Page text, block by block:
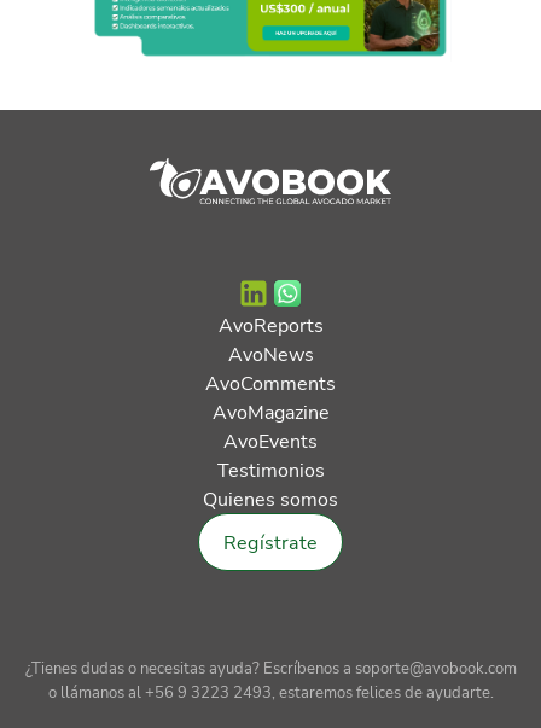
AvoReports
AvoNews
AvoComments
AvoMagazine
AvoEvents
Testimonios
Quienes somos
Regístrate
¿Tienes dudas o necesitas ayuda? Escríbenos a soporte@avobook.com
o llámanos al +56 9 3223 2493, estaremos felices de ayudarte.